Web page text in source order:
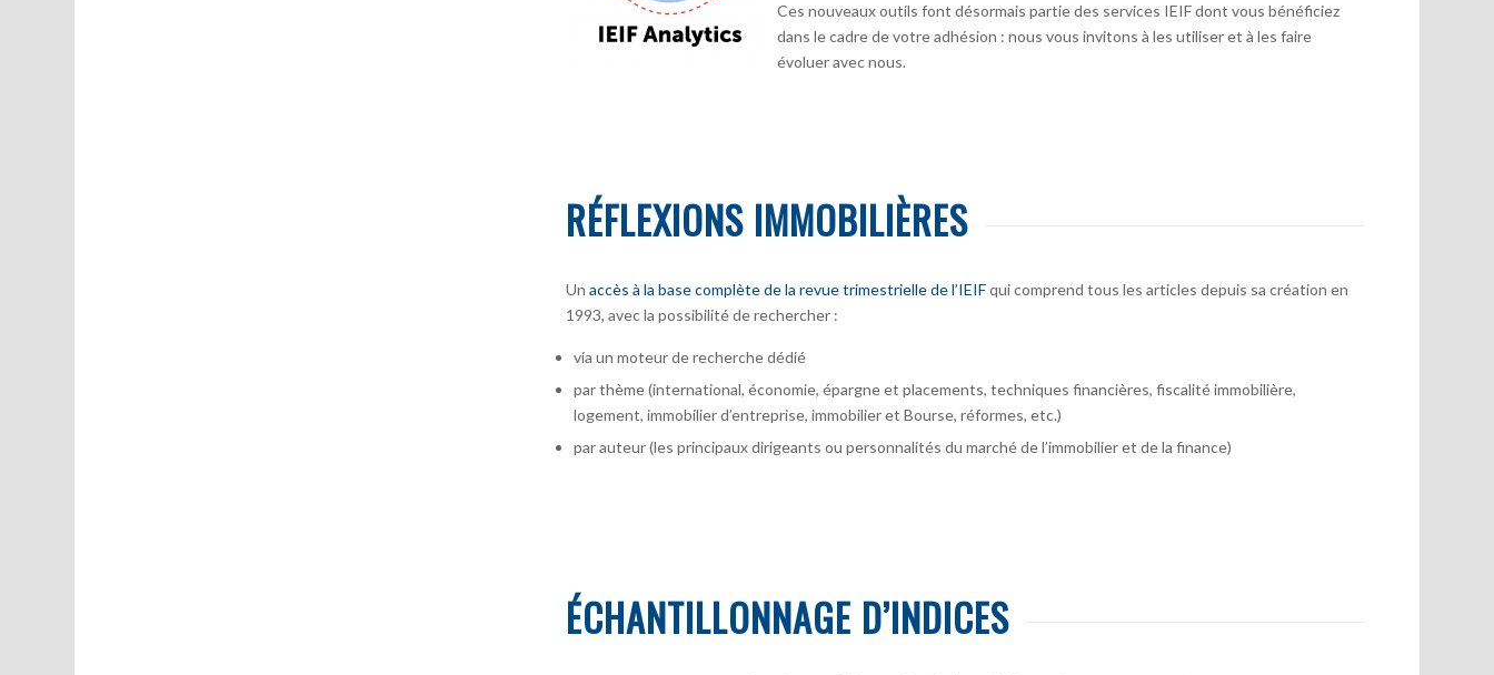
Ces nouveaux outils font désormais partie des services IEIF dont vous bénéficiez
dans le cadre de votre adhésion : nous vous invitons à les utiliser et à les faire
évoluer avec nous.
RÉFLEXIONS IMMOBILIÈRES
Unaccès à la base complète de la revue trimestrielle de l’IEIFqui comprend tous les articles depuis sa création en
1993, avec la possibilité de rechercher :
via un moteur de recherche dédié
par thème (international, économie, épargne et placements, techniques financières, fiscalité immobilière,
logement, immobilier d’entreprise, immobilier et Bourse, réformes, etc.)
par auteur(les principaux dirigeants ou personnalités du marché de l’immobilier et de la finance)
ÉCHANTILLONNAGE D’INDICES